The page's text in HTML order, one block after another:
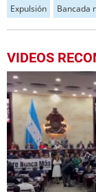
Expulsión Bancada
VIDEOS